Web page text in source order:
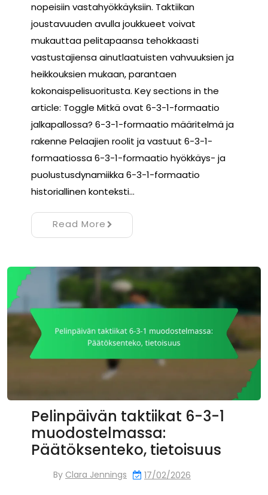
nopeisiin vastahyökkäyksiin. Taktiikan
joustavuuden avulla joukkueet voivat
mukauttaa pelitapaansa tehokkaasti
vastustajiensa ainutlaatuisten vahvuuksien ja
heikkouksien mukaan, parantaen
kokonaispelisuoritusta. Key sections in the
article: Toggle Mitkä ovat 6-3-1-formaatio
jalkapallossa? 6-3-1-formaatio määritelmä ja
rakenne Pelaajien roolit ja vastuut 6-3-1-
formaatiossa 6-3-1-formaatio hyökkäys- ja
puolustusdynamiikka 6-3-1-formaatio
historiallinen konteksti…
Read More
Pelinpäivän taktiikat 6-3-1
muodostelmassa:
Päätöksenteko, tietoisuus
By Clara Jennings 17/02/2026